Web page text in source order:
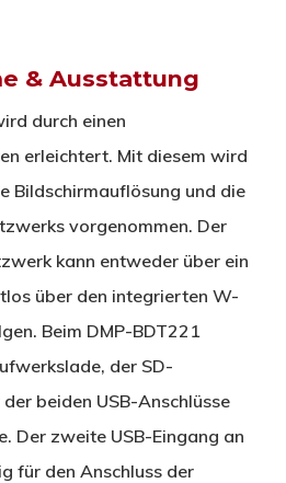
& Ausstattung
durch einen
erleichtert. Mit diesem wird
Bildschirmauflösung und die
vorgenommen. Der
kann entweder über ein
über den integrierten W-
Beim DMP-BDT221
der SD-
beiden USB-Anschlüsse
Der zweite USB-Eingang an
für den Anschluss der